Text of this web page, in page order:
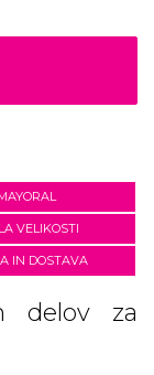
VELIKOSTI
IN DOSTAVA
delov za